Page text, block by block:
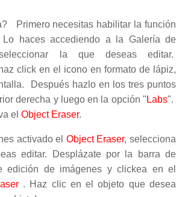
Primero necesitas habilitar la función
hacesaccediendo a la Galería de
la que deseas editar.
click en el icono en formato de lápiz,
Después hazlo en los tres puntos
derecha y luego en la opción " Labs".
el Object Eraser.
activado el Object Eraser, selecciona
editar. Desplázate por la barra de
edición de imágenes y clickea en el
. Haz clic en el objeto que desea